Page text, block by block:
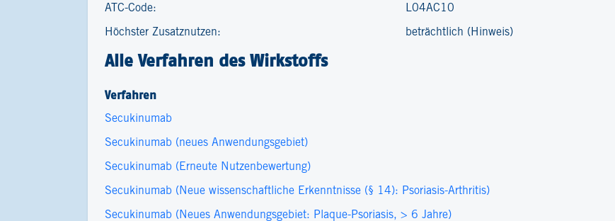
ATC-Code: L04AC10
Höchster Zusatznutzen: beträchtlich (Hinweis)
Alle Verfahren des Wirkstoffs
Verfahren
Secukinumab
Secukinumab (neues Anwendungsgebiet)
Secukinumab (Erneute Nutzenbewertung)
Secukinumab (Neue wissenschaftliche Erkenntnisse (§ 14): Psoriasis-​Arthritis)
Secukinumab (Neues Anwendungsgebiet: Plaque-​Psoriasis, > 6 Jahre)